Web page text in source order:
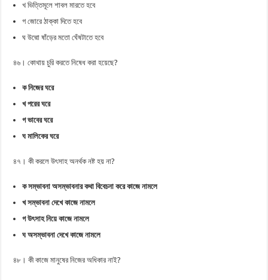
খ ভিত্তিমূলে শাবল মারতে হবে
গ জোরে ঠাক্কা দিতে হবে
ঘ উদ্মো ষাঁড়ের মতো ঘেঁষটাতে হবে
৪৬। কোথায় চুরি করতে নিষেধ করা হয়েছে?
ক নিজের ঘরে
খ পরের ঘরে
গ ভাবের ঘরে
ঘ মালিকের ঘরে
৪৭। কী করলে উৎসাহ অনর্থক নষ্ট হয় না?
ক সম্ভাবনা অসম্ভাবনার কথা বিবেচনা করে কাজে নামলে
খ সম্ভাবনা দেখে কাজে নামলে
গ উৎসাহ নিয়ে কাজে নামলে
ঘ অসম্ভাবনা দেখে কাজে নামলে
৪৮। কী কাজে মানুষের নিজের অধিকার নাই?